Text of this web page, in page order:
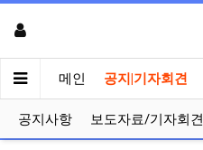
메인 공지|기자회견
공지사항 보도자료/기자회견